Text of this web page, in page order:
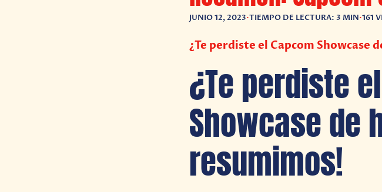
JUNIO 12, 2023•TIEMPO DE LECTURA: 3 MIN•161
¿Te perdiste el Capcom Showcase
¿Te perdiste
Showcase de
resumimos!